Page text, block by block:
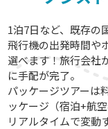
1泊7日など、既存の
飛行機の出発時間や
選べます！旅行会社
に手配が完了。
パッケージツアーは
ッケージ（宿泊+航
リアルタイムで変動